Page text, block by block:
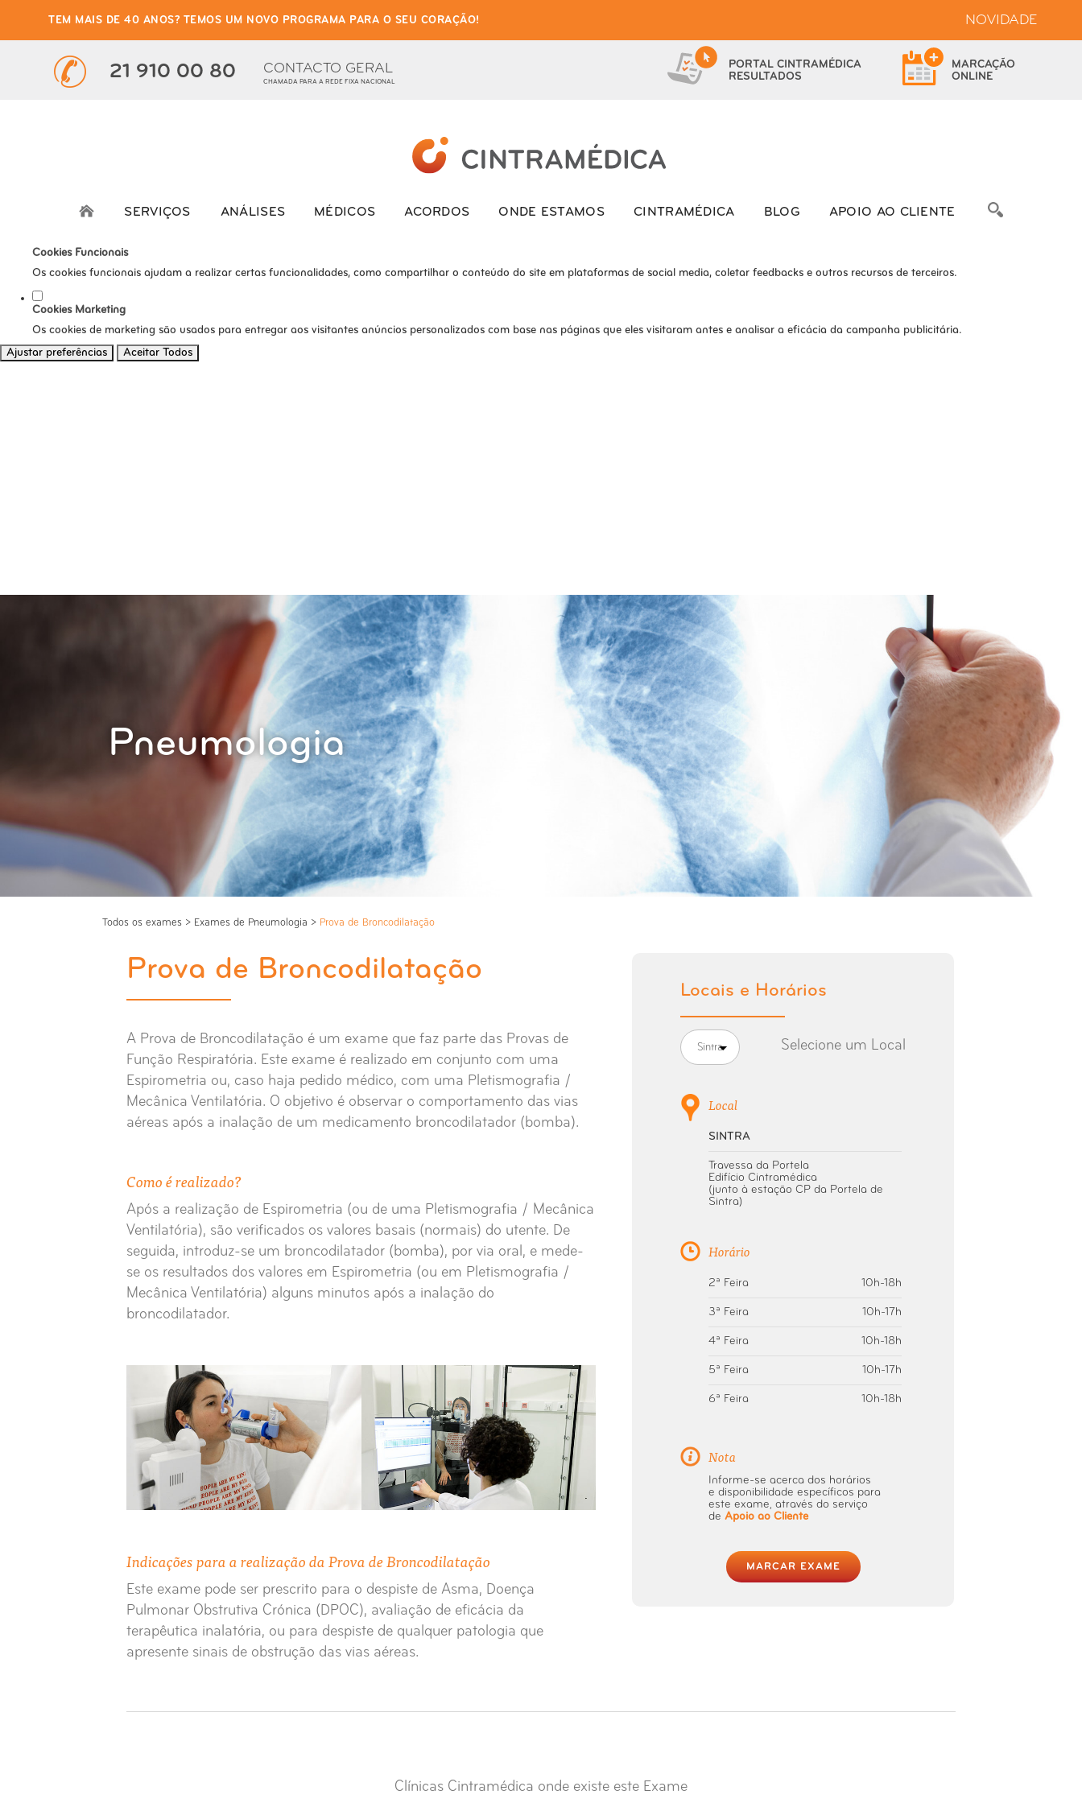
Defina as suas preferências de cookies para este website.
Este website utiliza cookies estritamente necessários, analíticos e funcionais, para lhe oferecer uma boa experiência de navegação e acesso a todas as funcionalidades.
Consulte a nossa
Os cookies necessários são cruciais para as funções básicas do site e o site não funcionará da maneira pretendida sem eles
Os cookies analíticos são usados para entender como os visitantes interagem com o site. Esses cookies ajudam a fornecer informações sobre as métricas do número de visitantes, taxa de rejeição, origem do
tráfego, etc.
Cookies Funcionais
Os cookies funcionais ajudam a realizar certas funcionalidades, como compartilhar o conteúdo do site em plataformas de social media, coletar feedbacks e outros recursos de terceiros.
Cookies Marketing
Os cookies de marketing são usados para entregar aos visitantes anúncios personalizados com base nas páginas que eles visitaram antes e analisar a eficácia da campanha publicitária.
Ajustar preferências
Aceitar Todos
TEM MAIS DE 40 ANOS? TEMOS UM NOVO PROGRAMA PARA O SEU CORAÇÃO! NOVIDADE
21 910 00 80 CONTACTO GERAL
CHAMADA PARA A REDE FIXA NACIONAL
PORTAL CINTRAMÉDICA
RESULTADOS
MARCAÇÃO
ONLINE
SERVIÇOS ANÁLISES MÉDICOS ACORDOS ONDE ESTAMOS CINTRAMÉDICA BLOG APOIO AO CLIENTE
Pneumologia
Todos os exames > Exames de Pneumologia > Prova de Broncodilatação
Prova de Broncodilatação
A Prova de Broncodilatação é um exame que faz parte das Provas de
Função Respiratória. Este exame é realizado em conjunto com uma
Espirometria ou, caso haja pedido médico, com uma Pletismografia /
Mecânica Ventilatória. O objetivo é observar o comportamento das vias
aéreas após a inalação de um medicamento broncodilatador (bomba).
Como é realizado?
Após a realização de Espirometria (ou de uma Pletismografia / Mecânica
Ventilatória), são verificados os valores basais (normais) do utente. De
seguida, introduz-se um broncodilatador (bomba), por via oral, e mede-
se os resultados dos valores em Espirometria (ou em Pletismografia /
Mecânica Ventilatória) alguns minutos após a inalação do
broncodilatador.
Indicações para a realização da Prova de Broncodilatação
Este exame pode ser prescrito para o despiste de Asma, Doença
Pulmonar Obstrutiva Crónica (DPOC), avaliação de eficácia da
terapêutica inalatória, ou para despiste de qualquer patologia que
apresente sinais de obstrução das vias aéreas.
Locais e Horários
Sintra Selecione um Local
Local
SINTRA
Travessa da Portela
Edifício Cintramédica
(junto à estação CP da Portela de
Sintra)
Horário
2ª Feira 10h-18h
3ª Feira 10h-17h
4ª Feira 10h-18h
5ª Feira 10h-17h
6ª Feira 10h-18h
Nota
Informe-se acerca dos horários
e disponibilidade específicos para
este exame, através do serviço
de Apoio ao Cliente
MARCAR EXAME
Clínicas Cintramédica onde existe este Exame